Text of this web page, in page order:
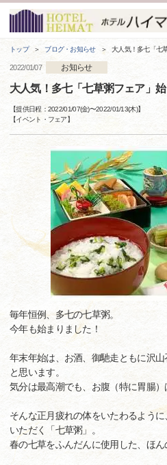
トップ ブログ・お知らせ 大人気！多七「七
2022/01/07 お知らせ
大人気！多七「七草粥フェア」
【提供日程：2022/01/07(金)〜2022/01/13(木)】
【イベント・フェア】
毎年恒例、多七の七草粥。
今年も始まりました！
年末年始は、お酒、御馳走ともに沢
と思います。
気分は最高潮でも、お腹（特に胃腸）
そんな正月疲れの体をいたわるよう
いただく「七草粥」。
春の七草をふんだんに使用した、ほん